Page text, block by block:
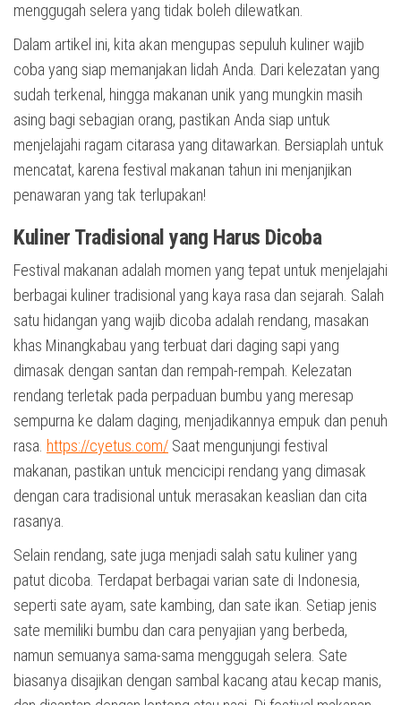
menggugah selera yang tidak boleh dilewatkan.
Dalam artikel ini, kita akan mengupas sepuluh kuliner wajib
coba yang siap memanjakan lidah Anda. Dari kelezatan yang
sudah terkenal, hingga makanan unik yang mungkin masih
asing bagi sebagian orang, pastikan Anda siap untuk
menjelajahi ragam citarasa yang ditawarkan. Bersiaplah untuk
mencatat, karena festival makanan tahun ini menjanjikan
penawaran yang tak terlupakan!
Kuliner Tradisional yang Harus Dicoba
Festival makanan adalah momen yang tepat untuk menjelajahi
berbagai kuliner tradisional yang kaya rasa dan sejarah. Salah
satu hidangan yang wajib dicoba adalah rendang, masakan
khas Minangkabau yang terbuat dari daging sapi yang
dimasak dengan santan dan rempah-rempah. Kelezatan
rendang terletak pada perpaduan bumbu yang meresap
sempurna ke dalam daging, menjadikannya empuk dan penuh
rasa. https://cyetus.com/ Saat mengunjungi festival
makanan, pastikan untuk mencicipi rendang yang dimasak
dengan cara tradisional untuk merasakan keaslian dan cita
rasanya.
Selain rendang, sate juga menjadi salah satu kuliner yang
patut dicoba. Terdapat berbagai varian sate di Indonesia,
seperti sate ayam, sate kambing, dan sate ikan. Setiap jenis
sate memiliki bumbu dan cara penyajian yang berbeda,
namun semuanya sama-sama menggugah selera. Sate
biasanya disajikan dengan sambal kacang atau kecap manis,